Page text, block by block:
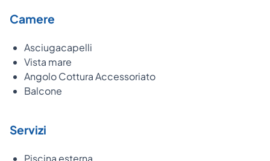
Camere
Asciugacapelli
Vista mare
Angolo Cottura Accessoriato
Balcone
Servizi
Piscina esterna